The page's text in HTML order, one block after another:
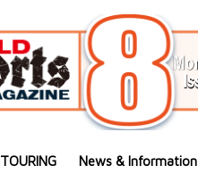
TOURING News & Information